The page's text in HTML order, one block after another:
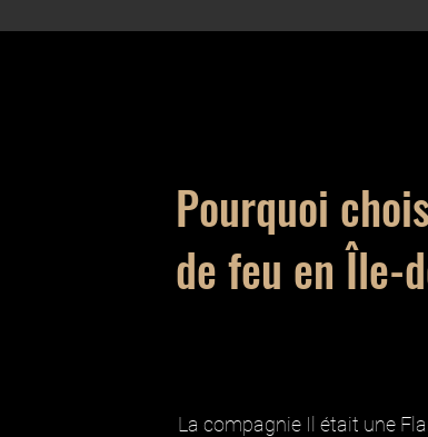
Pourquoi
de feu en Île-
La compagnie Il était une